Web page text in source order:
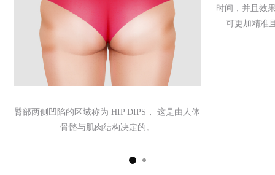
臀部两侧凹陷的区域称为 HIP DIPS，这是由人体
骨骼与肌肉结构决定的。
时间，并且效
可更加精准